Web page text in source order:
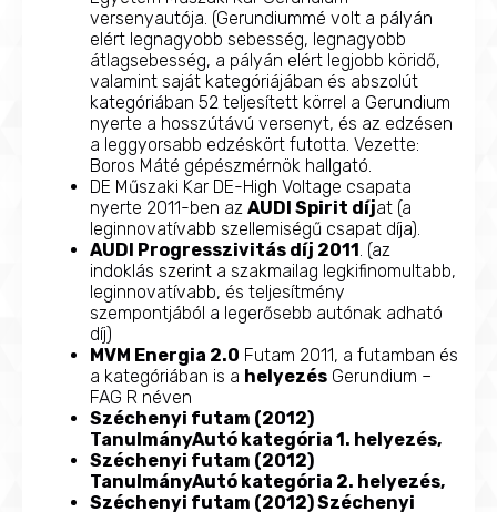
versenyautója. (Gerundiummé volt a pályán
elért legnagyobb sebesség, legnagyobb
átlagsebesség, a pályán elért legjobb köridő,
valamint saját kategóriájában és abszolút
kategóriában 52 teljesített körrel a Gerundium
nyerte a hosszútávú versenyt, és az edzésen
a leggyorsabb edzéskört futotta. Vezette:
Boros Máté gépészmérnök hallgató.
DE Műszaki Kar DE-High Voltage csapata
nyerte 2011-ben az AUDI Spirit díjat (a
leginnovatívabb szellemiségű csapat díja).
AUDI Progresszivitás díj 2011 . (az
indoklás szerint a szakmailag legkifinomultabb,
leginnovatívabb, és teljesítmény
szempontjából a legerősebb autónak adható
díj)
MVM Energia 2.0 Futam 2011, a futamban és
a kategóriában is a helyezés Gerundium –
FAG R néven
Széchenyi futam (2012)
TanulmányAutó kategória 1. helyezés,
Széchenyi futam (2012)
TanulmányAutó kategória 2. helyezés,
Széchenyi futam (2012) Széchenyi